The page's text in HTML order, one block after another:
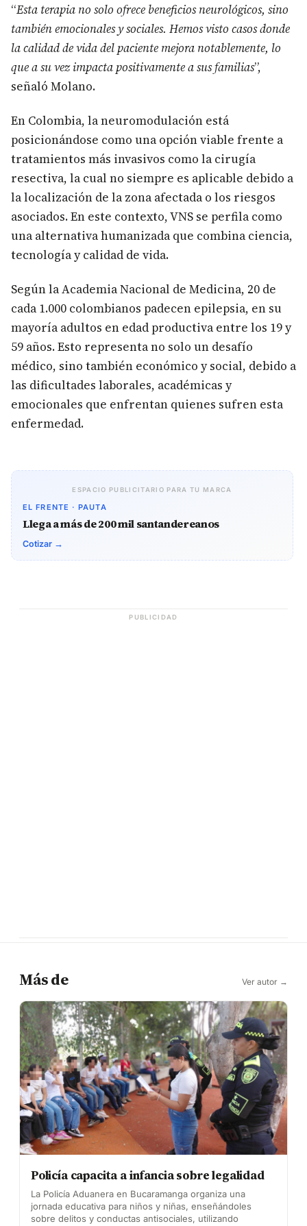
“Esta terapia no solo ofrece beneficios neurológicos, sino
también emocionales y sociales. Hemos visto casos donde
la calidad de vida del paciente mejora notablemente, lo
que a su vez impacta positivamente a sus familias”,
señaló Molano.
En Colombia, la neuromodulación está
posicionándose como una opción viable frente a
tratamientos más invasivos como la cirugía
resectiva, la cual no siempre es aplicable debido a
la localización de la zona afectada o los riesgos
asociados. En este contexto, VNS se perfila como
una alternativa humanizada que combina ciencia,
tecnología y calidad de vida.
Según la Academia Nacional de Medicina, 20 de
cada 1.000 colombianos padecen epilepsia, en su
mayoría adultos en edad productiva entre los 19 y
59 años. Esto representa no solo un desafío
médico, sino también económico y social, debido a
las dificultades laborales, académicas y
emocionales que enfrentan quienes sufren esta
enfermedad.
ESPACIO PUBLICITARIO PARA TU MARCA
EL FRENTE · PAUTA
Llega a más de 200 mil santandereanos
Cotizar →
PUBLICIDAD
Más de Ver autor →
Policía capacita a infancia sobre legalidad
La Policía Aduanera en Bucaramanga organiza una
jornada educativa para niños y niñas, enseñándoles
sobre delitos y conductas antisociales, utilizando